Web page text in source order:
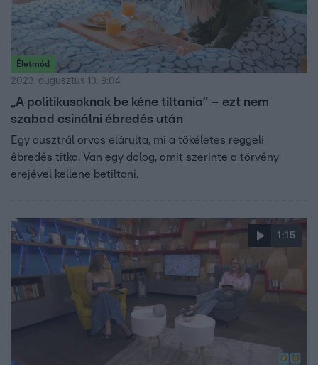
Életmód
2023. augusztus 13. 9:04
„A politikusoknak be kéne tiltania” – ezt nem
szabad csinálni ébredés után
Egy ausztrál orvos elárulta, mi a tökéletes reggeli
ébredés titka. Van egy dolog, amit szerinte a törvény
erejével kellene betiltani.
1:15